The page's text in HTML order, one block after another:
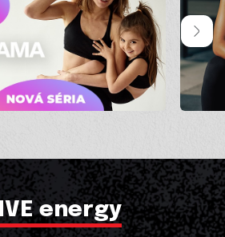
energy